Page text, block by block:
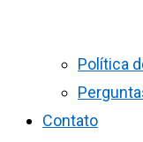
Política
Contato